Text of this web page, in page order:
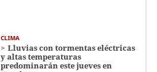
CLIMA
Lluvias con tormentas eléctricas
y altas temperaturas
predominarán este jueves en